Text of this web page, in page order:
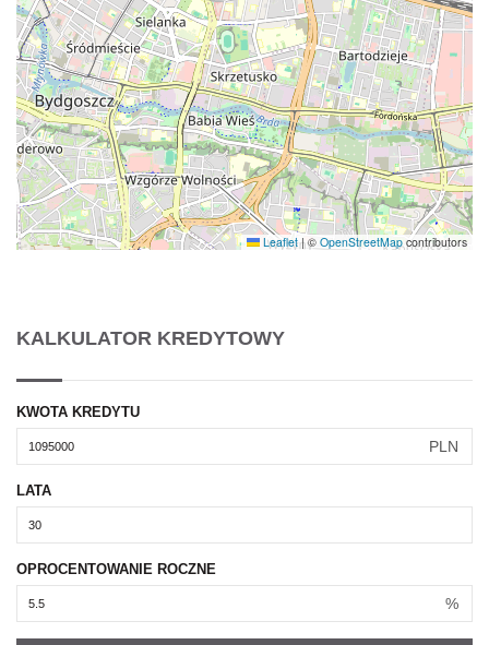
Leaflet |© OpenStreetMap contributors
KALKULATOR KREDYTOWY
KWOTA KREDYTU
PLN
LATA
OPROCENTOWANIE ROCZNE
%